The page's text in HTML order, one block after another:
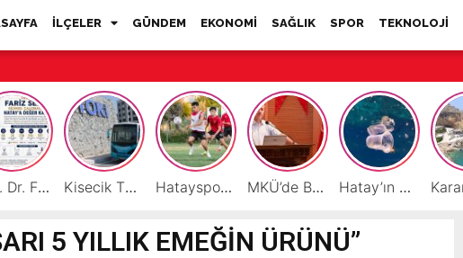
İLÇELER GÜNDEM EKONOMİ SAĞLIK SPOR TEKNOLOJİ
Prof. Dr. Fariz Selimli, Uluslararası Başarılarıyla Hatay’a Değer Katıyor Kisecik TOKİ’lere Toplu Ulaşım Hizmeti Başladı Hatayspor’daki büyük kriz gençler için büyük bir fırsat MKÜ’de BAP ve TÜBİTAK 1001 Projeleri Masaya Yatırıldı Hatay’ın Deniz ve Sahillerini Kirleten Tesislere Ceza Yağdı!
5 YILLIK EMEĞİN ÜRÜNÜ”